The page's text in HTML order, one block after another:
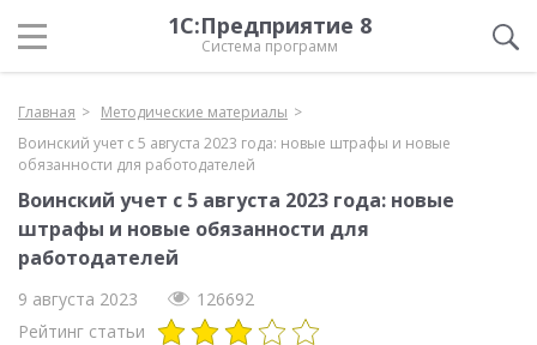
1С:Предприятие 8
Система программ
Главная
Методические материалы
Воинский учет с 5 августа 2023 года: новые штрафы и новые
обязанности для работодателей
Воинский учет с 5 августа 2023 года: новые
штрафы и новые обязанности для
работодателей
9 августа 2023
126692
Рейтинг статьи